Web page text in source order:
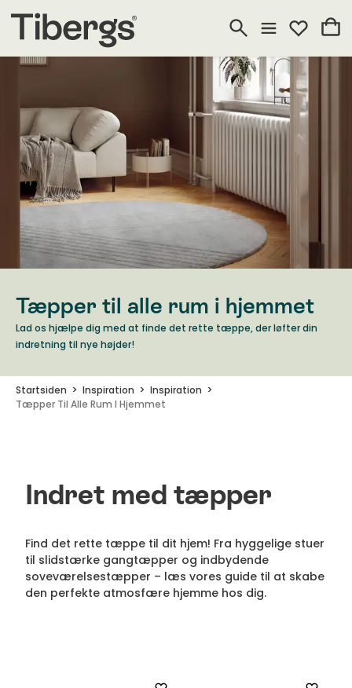
Tæpper til alle rum i hjemmet
Lad os hjælpe dig med at finde det rette tæppe, der løfter din
indretning til nye højder!
Startsiden Inspiration
Inspiration
Tæpper Til Alle Rum I Hjemmet
Indret med tæpper
Find det rette tæppe til dit hjem! Fra hyggelige stuer
til slidstærke gangtæpper og indbydende
soveværelsestæpper – læs vores guide til at skabe
den perfekte atmosfære hjemme hos dig.